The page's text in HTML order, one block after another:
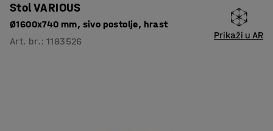
Stol VARIOUS
Ø1600x740 mm, sivo postolje, hrast
Art. br. :1183526
Prikaži u AR